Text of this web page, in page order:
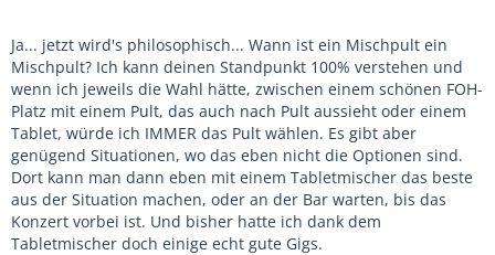
Ja... jetzt wird's philosophisch... Wann ist ein Mischpult ein
Mischpult? Ich kann deinen Standpunkt 100% verstehen und
wenn ich jeweils die Wahl hätte, zwischen einem schönen FOH-
Platz mit einem Pult, das auch nach Pult aussieht oder einem
Tablet, würde ich IMMER das Pult wählen. Es gibt aber
genügend Situationen, wo das eben nicht die Optionen sind.
Dort kann man dann eben mit einem Tabletmischer das beste
aus der Situation machen, oder an der Bar warten, bis das
Konzert vorbei ist. Und bisher hatte ich dank dem
Tabletmischer doch einige echt gute Gigs.